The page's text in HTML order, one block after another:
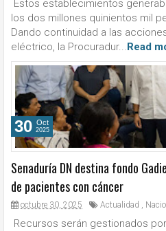
Estos establecimientos
los dos millones quinientos mil
Dando continuidad a las
eléctrico, la Procuradur...Read
Senaduría DN destina fondo
de pacientes con cáncer
octubre 30, 2025 Actualidad ,
Recursos serán gestionados
30 Oct
2025